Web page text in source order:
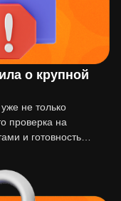
о крупной
не только
проверка на
и готовность